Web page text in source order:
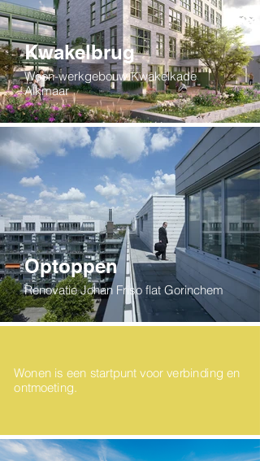
Kwakelbrug
Woon-werkgebouw Kwakelkade
Alkmaar
Optoppen
Renovatie Johan Friso flat Gorinchem
Wonen is een startpunt voor verbinding en
ontmoeting.